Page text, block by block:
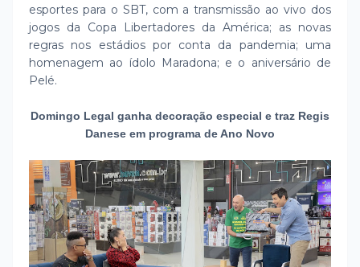
esportes para o SBT, com a transmissão ao vivo dos
jogos da Copa Libertadores da América; as novas
regras nos estádios por conta da pandemia; uma
homenagem ao ídolo Maradona; e o aniversário de
Pelé.
Domingo Legal ganha decoração especial e traz Regis
Danese em programa de Ano Novo